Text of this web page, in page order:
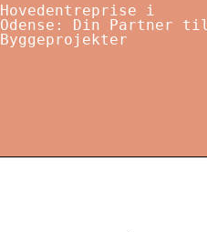
Hovedentreprise i
Odense: Din Partner til
Byggeprojekter